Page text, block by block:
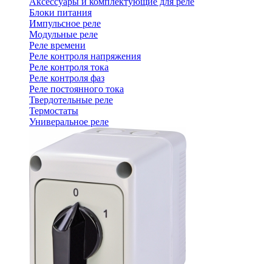
Блоки питания
Импульсное реле
Модульные реле
Реле времени
Реле контроля напряжения
Реле контроля тока
Реле контроля фаз
Реле постоянного тока
Твердотельные реле
Термостаты
Универальное реле